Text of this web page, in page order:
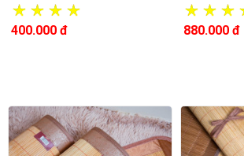
400.000 đ 880.000 đ